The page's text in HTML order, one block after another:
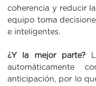
coherencia y reducir
equipo toma
e inteligentes.
¿Y la mejor parte?
automáticamente
anticipación, por lo